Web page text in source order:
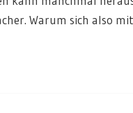
Warum sich also